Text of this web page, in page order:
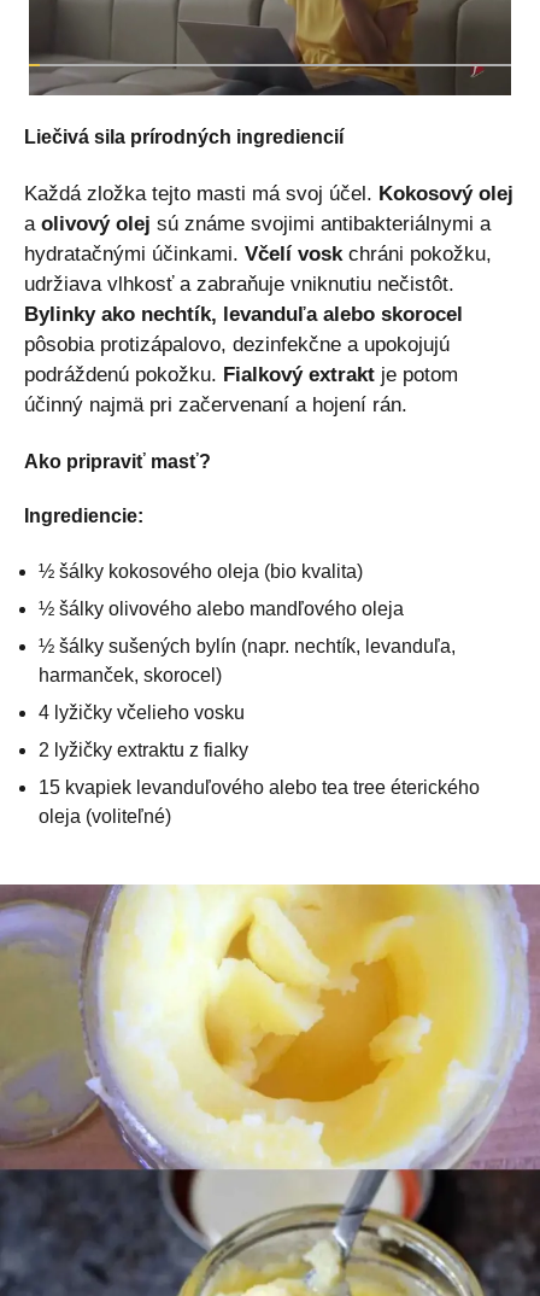
Liečivá sila prírodných ingrediencií
Každá zložka tejto masti má svoj účel. Kokosový olej
a olivový olej sú známe svojimi antibakteriálnymi a
hydratačnými účinkami. Včelí voskchráni pokožku,
udržiava vlhkosť a zabraňuje vniknutiu nečistôt.
Bylinky ako nechtík, levanduľa alebo skorocel
pôsobia protizápalovo, dezinfekčne a upokojujú
podráždenú pokožku. Fialkový extrakt je potom
účinný najmä pri začervenaní a hojení rán.
Ako pripraviť masť?
Ingrediencie:
½ šálky kokosového oleja (bio kvalita)
½ šálky olivového alebo mandľového oleja
½ šálky sušených bylín (napr. nechtík, levanduľa,
harmanček, skorocel)
4 lyžičky včelieho vosku
2 lyžičky extraktu z fialky
15 kvapiek levanduľového alebo tea tree éterického
oleja (voliteľné)